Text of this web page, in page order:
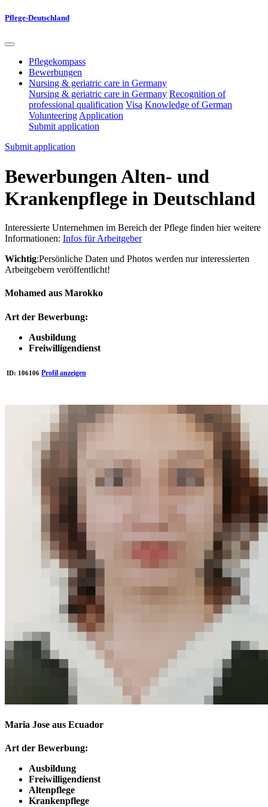
Pflege-Deutschland
Pflegekompass
Bewerbungen
Nursing & geriatric care in Germany
Nursing & geriatric care in Germany Recognition of
professional qualification Visa Knowledge of German
Volunteering Application
Submit application
Submit application
Bewerbungen Alten- und
Krankenpflege in Deutschland
Interessierte Unternehmen im Bereich der Pflege finden hier weitere
Informationen: Infos für Arbeitgeber
Wichtig:Persönliche Daten und Photos werden nur interessierten
Arbeitgebern veröffentlicht!
Mohamed aus Marokko
Art der Bewerbung:
Ausbildung
Freiwilligendienst
ID: 106106 Profil anzeigen
Maria Jose aus Ecuador
Art der Bewerbung:
Ausbildung
Freiwilligendienst
Altenpflege
Krankenpflege